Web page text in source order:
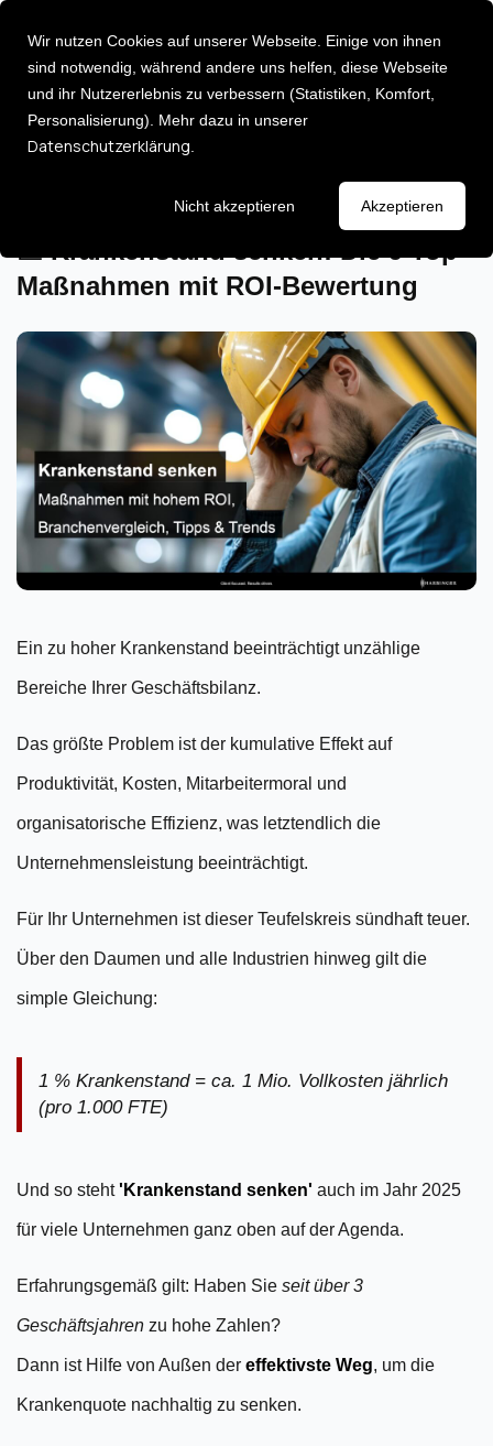
Consulting Services
AI Impact Modelling
Change Management
Fehlzeiten Management
HR Analytics
HR Transformation
Recruiting Strategie
Retention Management
Entdecken
Leadership
Impulse
Lassen Sie
Keynotes /
Über uns
Deutsch [DE]
English [EN]
Zu hoher Krankenstand? Wir reduzieren Ihre Ausfälle
schnell & strategisch.
Zum Fehlzeitenmanagement ►
📉 Krankenstand senken: Die 9 Top-
Maßnahmen mit ROI-Bewertung
Ein zu hoher Krankenstand beeinträchtigt unzählige
Bereiche Ihrer Geschäftsbilanz.
Das größte Problem ist der kumulative Effekt auf
Produktivität, Kosten, Mitarbeitermoral und
organisatorische Effizienz, was letztendlich die
Unternehmensleistung beeinträchtigt.
Für Ihr Unternehmen ist dieser Teufelskreis sündhaft teuer.
Über den Daumen und alle Industrien hinweg gilt die
simple Gleichung:
1 % Krankenstand = ca. 1 Mio. Vollkosten jährlich
(pro 1.000 FTE)
Und so steht'Krankenstand senken' auch im Jahr 2025
für viele Unternehmen ganz oben auf der Agenda.
Erfahrungsgemäß gilt: Haben Sie seit über 3
Geschäftsjahren zu hohe Zahlen?
Dann ist Hilfe von Außen der effektivste Weg, um die
Krankenquote nachhaltig zu senken.
Wir nutzen Cookies auf unserer Webseite. Einige von ihnen
sind notwendig, während andere uns helfen, diese Webseite
und ihr Nutzererlebnis zu verbessern (Statistiken, Komfort,
Personalisierung). Mehr dazu in unserer
Datenschutzerklärung
Nicht akzeptieren Akzeptieren